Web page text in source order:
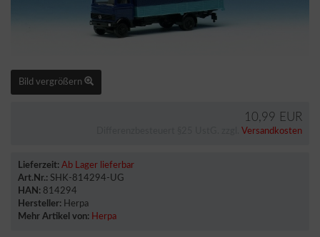
Bild vergrößern
10,99 EUR
Versandkosten
Lieferzeit: Ab Lager lieferbar
Art.Nr.: SHK-814294-UG
HAN: 814294
Hersteller: Herpa
Mehr Artikel von: Herpa